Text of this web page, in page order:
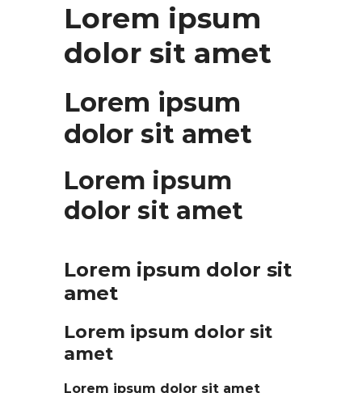
Lorem ipsum
dolor sit amet
Lorem ipsum
dolor sit amet
Lorem ipsum
dolor sit amet
Lorem ipsum dolor sit
amet
Lorem ipsum dolor sit
amet
Lorem ipsum dolor sit amet